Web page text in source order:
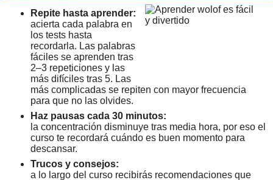
Repite hasta aprender:
acierta cada palabra en
los tests hasta
recordarla. Las palabras
fáciles se aprenden tras
2–3 repeticiones y las
más difíciles tras 5. Las
más complicadas se repiten con mayor frecuencia
para que no las olvides.
Haz pausas cada 30 minutos:
la concentración disminuye tras media hora, por eso el
curso te recordará cuándo es buen momento para
descansar.
Trucos y consejos:
a lo largo del curso recibirás recomendaciones que